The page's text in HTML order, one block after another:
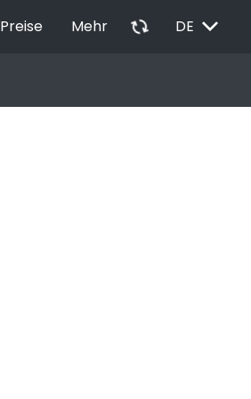
Preise Mehr autorenew DE EXPAND_MORE